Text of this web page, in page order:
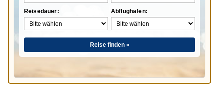
Reisedauer: Abflughafen:
Reise finden »